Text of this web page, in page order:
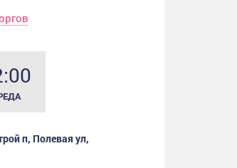
п, Полевая ул,